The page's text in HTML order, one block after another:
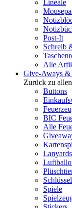
Lineale
Post-It
Schreib
Alle
Give-Aways &
Zurück zu
Buttons
BIC
Alle
Spiele